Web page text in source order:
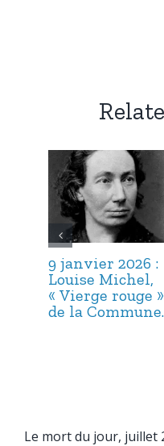
9 janvier 2026 :
Louise Michel,
« Vierge rouge »
de la Commune.
Le mort du jour, juillet